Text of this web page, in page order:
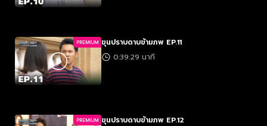
PREMIUM ขุนปราบดาบข้ามภพ EP.11
0:39:29 นาที
PREMIUM ขุนปราบดาบข้ามภพ EP.12